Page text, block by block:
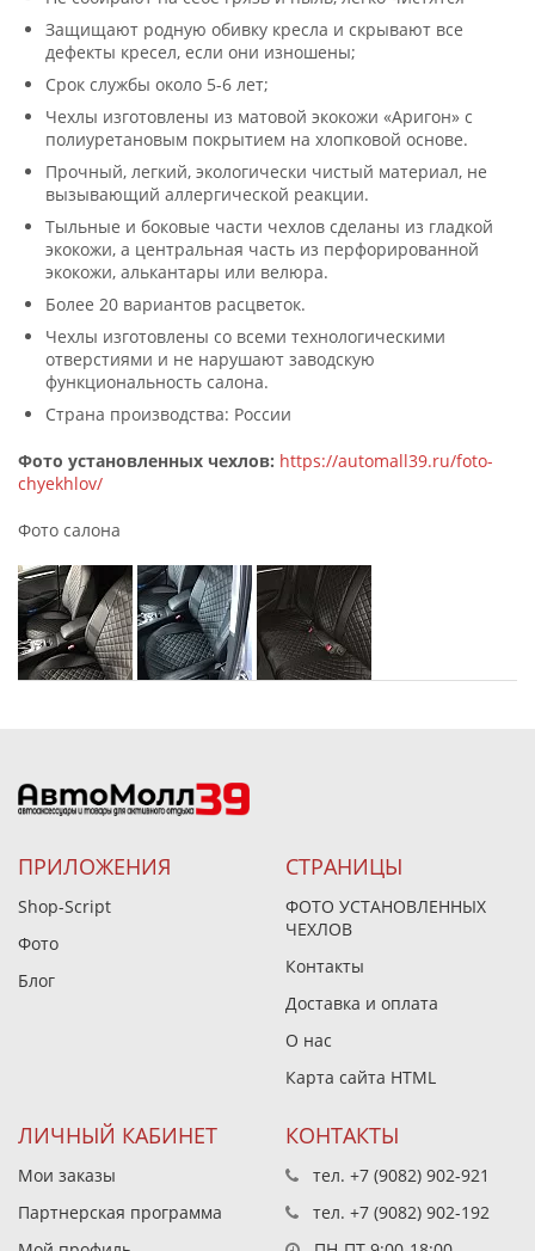
Защищают родную обивку кресла и скрывают все
дефекты кресел, если они изношены;
Срок службы около 5-6 лет;
Чехлы изготовлены из матовой экокожи «Аригон» с
полиуретановым покрытием на хлопковой основе.
Прочный, легкий, экологически чистый материал, не
вызывающий аллергической реакции.
Тыльные и боковые части чехлов сделаны из гладкой
экокожи, а центральная часть из перфорированной
экокожи, алькантары или велюра.
Более 20 вариантов расцветок.
Чехлы изготовлены со всеми технологическими
отверстиями и не нарушают заводскую
функциональность салона.
Страна производства: России
Фото установленных чехлов: https://automall39.ru/foto-
chyekhlov/
Фото салона
ПРИЛОЖЕНИЯ
Shop-Script
Фото
Блог
СТРАНИЦЫ
ФОТО УСТАНОВЛЕННЫХ
ЧЕХЛОВ
Контакты
Доставка и оплата
О нас
Карта сайта HTML
ЛИЧНЫЙ КАБИНЕТ
Мои заказы
Партнерская программа
КОНТАКТЫ
тел. +7 (9082) 902-921
тел. +7 (9082) 902-192